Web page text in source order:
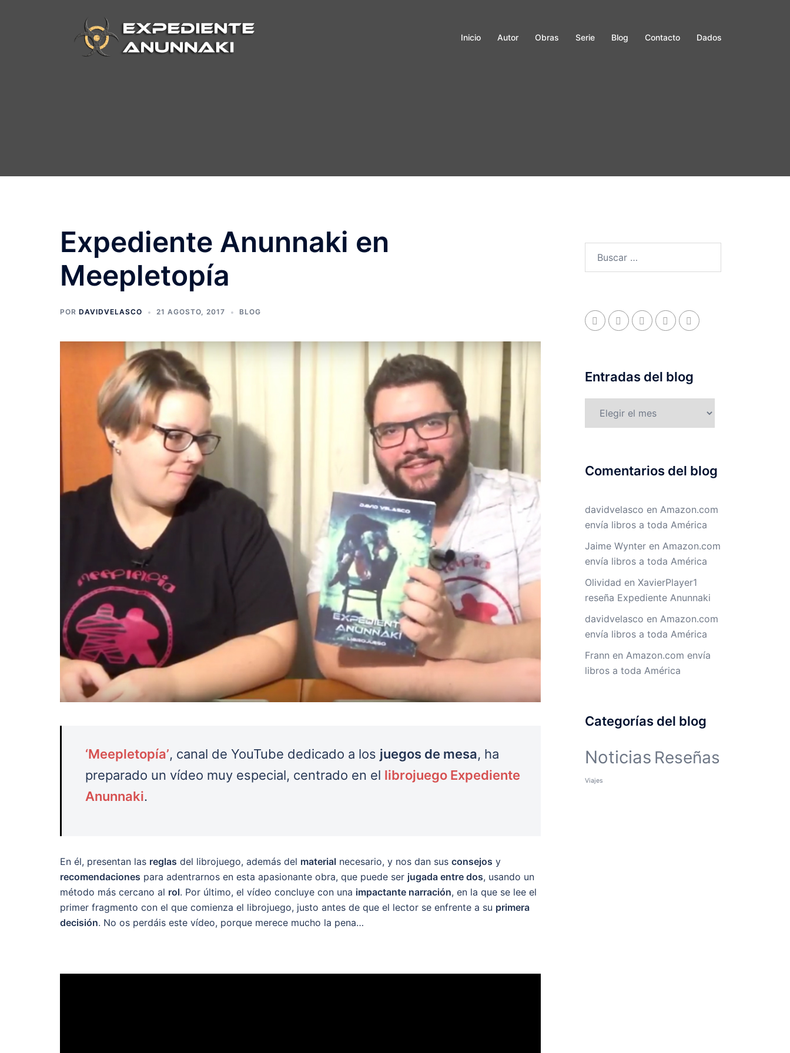
Inicio Autor Obras Serie Blog Contacto Dados
Expediente Anunnaki en
Meepletopía
POR DAVIDVELASCO 21 AGOSTO, 2017 BLOG
‘Meepletopía’, canal de YouTube dedicado a los juegos de mesa, ha
preparado un vídeo muy especial, centrado en el librojuego Expediente
Anunnaki.
En él, presentan las reglas del librojuego, además del material necesario, y nos dan sus consejos y
recomendaciones para adentrarnos en esta apasionante obra, que puede ser jugada entre dos, usando un
método más cercano al rol. Por último, el vídeo concluye con una impactante narración, en la que se lee el
primer fragmento con el que comienza el librojuego, justo antes de que el lector se enfrente a su primera
decisión. No os perdáis este vídeo, porque merece mucho la pena…
Entradas del blog
Comentarios del blog
davidvelasco en Amazon.com
envía libros a toda América
Jaime Wynteren Amazon.com
envía libros a toda América
Olividad en XavierPlayer1
reseña Expediente Anunnaki
davidvelasco en Amazon.com
envía libros a toda América
Frann en Amazon.com envía
libros a toda América
Categorías del blog
Noticias Reseñas
Viajes